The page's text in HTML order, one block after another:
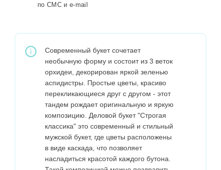
по СМС и e-mail
Современный букет сочетает
необычную форму и состоит из 3 веток
орхидеи, декорирован яркой зеленью
аспидистры. Простые цветы, красиво
перекликающиеся друг с другом - этот
тандем рождает оригинальную и яркую
композицию. Деловой букет "Строгая
классика" это современный и стильный
мужской букет, где цветы расположены
в виде каскада, что позволяет
насладиться красотой каждого бутона.